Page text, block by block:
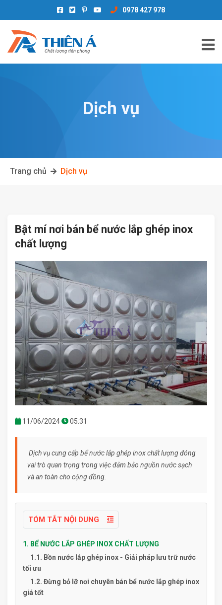
0978 427 978
Dịch vụ
Trang chủ Dịch vụ
Bật mí nơi bán bể nước lắp ghép inox
chất lượng
11/06/2024 05:31
Dịch vụ cung cấp bể nước lắp ghép inox chất lượng đóng
vai trò quan trọng trong việc đảm bảo nguồn nước sạch
và an toàn cho cộng đồng.
TÓM TẮT NỘI DUNG
1. BỂ NƯỚC LẮP GHÉP INOX CHẤT LƯỢNG
1.1. Bồn nước lắp ghép inox - Giải pháp lưu trữ nước
tối ưu
1.2. Đừng bỏ lỡ nơi chuyên bán bể nước lắp ghép inox
giá tốt